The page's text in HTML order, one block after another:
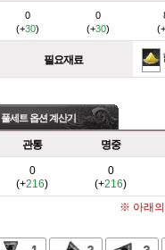
0
(+30)
0
(+30)
(+
필요재료
풀세트 옵션 계산기
관통 명중
0
(+216)
0
(+216)
※ 아래의